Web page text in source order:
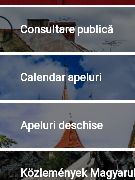
Consultarepublică
Calendarapeluri
Apeluri deschise
KözleményekMagyarul